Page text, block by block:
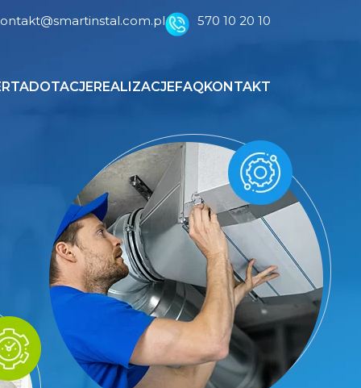
570 10 20 10
DOTACJEREALIZACJEFAQKONTAKT